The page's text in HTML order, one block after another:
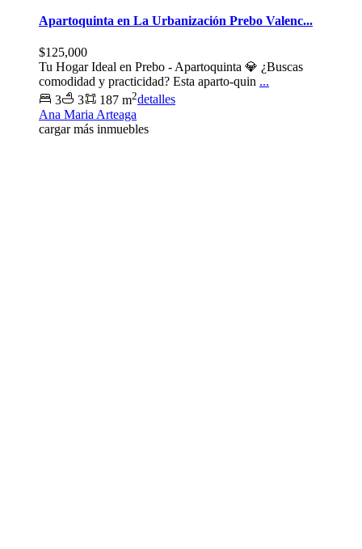
Apartoquinta en La Urbanización Prebo Valenc...
$125,000
Tu Hogar Ideal en Prebo - Apartoquinta 💎 ¿Buscas
comodidad y practicidad? Esta aparto-quin ...
3
3 187 m2detalles
Ana Maria Arteaga
cargar más inmuebles